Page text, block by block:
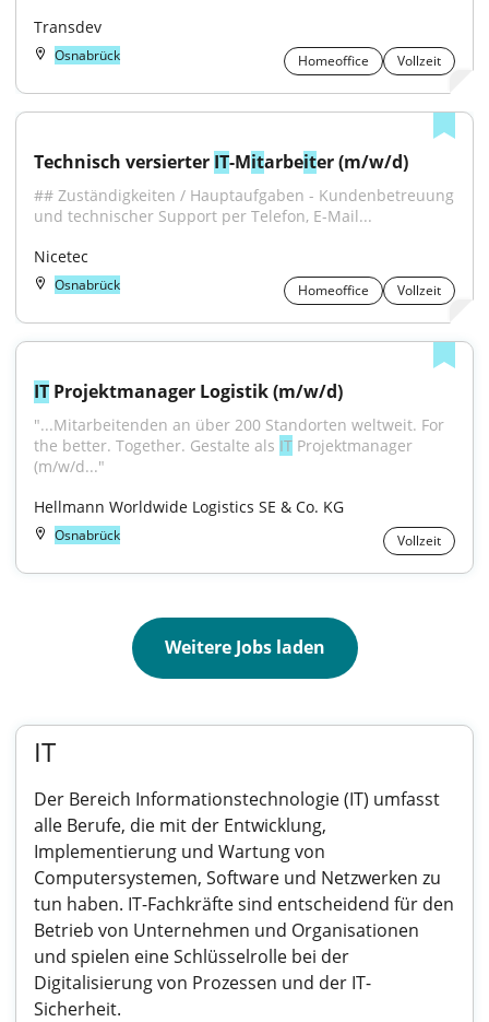
Transdev
Osnabrück Homeoffice Vollzeit
Technisch versierter IT-Mitarbeiter (m/w/d)
## Zuständigkeiten / Hauptaufgaben - Kundenbetreuung
und technischer Support per Telefon, E-Mail...
Nicetec
Osnabrück Homeoffice Vollzeit
IT Projektmanager Logistik (m/w/d)
"...Mitarbeitenden an über 200 Standorten weltweit. For
the better. Together. Gestalte als IT Projektmanager
(m/w/d..."
Hellmann Worldwide Logistics SE & Co. KG
Osnabrück Vollzeit
Weitere Jobs laden
IT
Der Bereich Informationstechnologie (IT) umfasst
alle Berufe, die mit der Entwicklung,
Implementierung und Wartung von
Computersystemen, Software und Netzwerken zu
tun haben. IT-Fachkräfte sind entscheidend für den
Betrieb von Unternehmen und Organisationen
und spielen eine Schlüsselrolle bei der
Digitalisierung von Prozessen und der IT-
Sicherheit.